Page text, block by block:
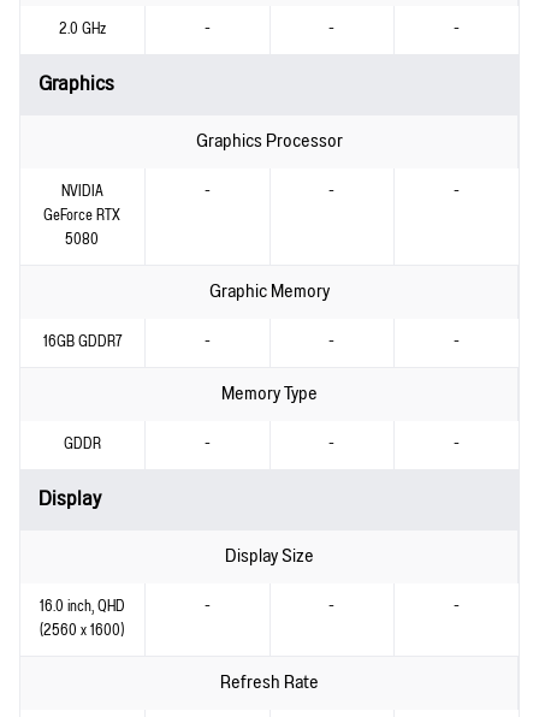
2.0 GHz - - -
Graphics
Graphics Processor
NVIDIA
GeForce RTX
5080
- - -
Graphic Memory
16GB GDDR7 - - -
Memory Type
GDDR - - -
Display
Display Size
16.0 inch, QHD
(2560 x 1600)
- - -
Refresh Rate